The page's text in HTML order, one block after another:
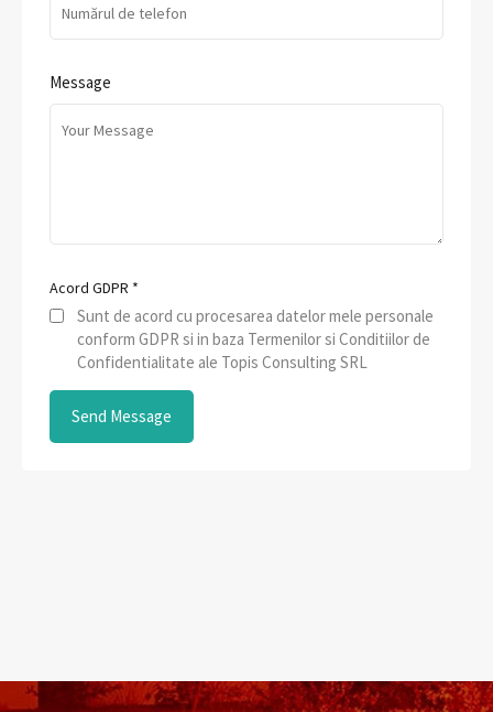
Message
Acord GDPR *
Sunt de acord cu procesarea datelor mele personale
conform GDPR si in baza Termenilor si Conditiilor de
Confidentialitate ale Topis Consulting SRL